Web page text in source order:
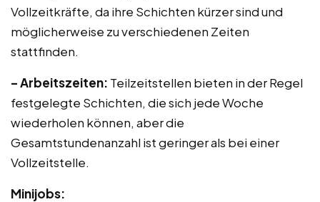
Vollzeitkräfte, da ihre Schichten kürzer sind und
möglicherweise zu verschiedenen Zeiten
stattfinden.
– Arbeitszeiten: Teilzeitstellen bieten in der Regel
festgelegte Schichten, die sich jede Woche
wiederholen können, aber die
Gesamtstundenanzahl ist geringer als bei einer
Vollzeitstelle.
Minijobs: